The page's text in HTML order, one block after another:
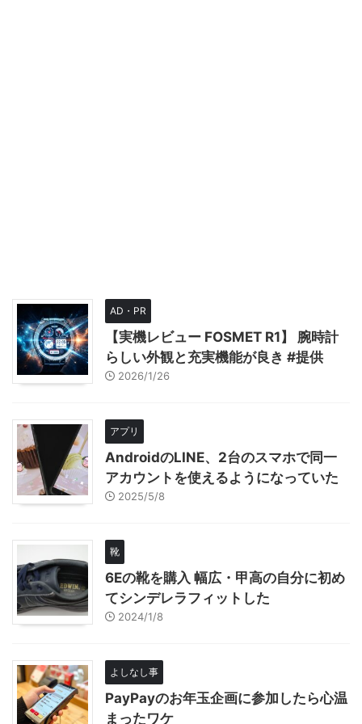
AD・PR
【実機レビュー FOSMET R1】 腕時計
らしい外観と充実機能が良き #提供
2026/1/26
アプリ
AndroidのLINE、2台のスマホで同一
アカウントを使えるようになっていた
2025/5/8
靴
6Eの靴を購入 幅広・甲高の自分に初め
てシンデレラフィットした
2024/1/8
よしなし事
PayPayのお年玉企画に参加したら心温
まったワケ